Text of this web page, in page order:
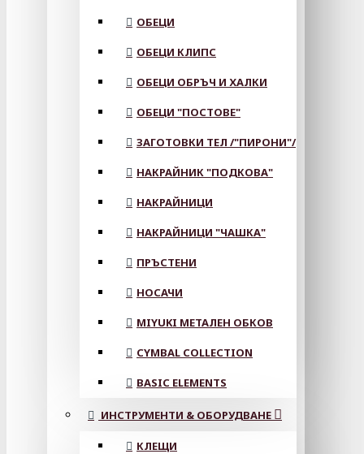
ОБЕЦИ
ОБЕЦИ КЛИПС
ОБЕЦИ ОБРЪЧ И ХАЛКИ
ОБЕЦИ "ПОСТОВЕ"
ЗАГОТОВКИ ТЕЛ /"ПИРОНИ"/
НАКРАЙНИК "ПОДКОВА"
НАКРАЙНИЦИ
НАКРАЙНИЦИ "ЧАШКА"
ПРЪСТЕНИ
НОСАЧИ
MIYUKI МЕТАЛЕН ОБКОВ
CYMBAL COLLECTION
BASIC ELEMENTS
ИНСТРУМЕНТИ & ОБОРУДВАНЕ
КЛЕЩИ